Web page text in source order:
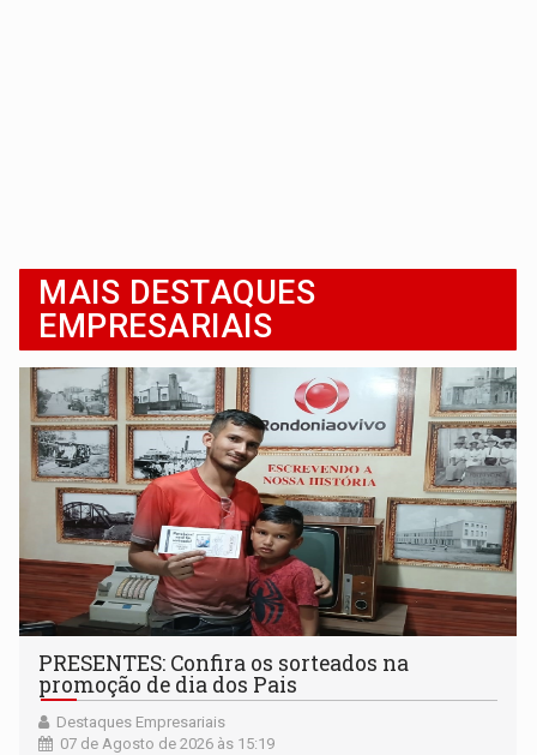
MAIS DESTAQUES
EMPRESARIAIS
PRESENTES: Confira os sorteados na
promoção de dia dos Pais
Destaques Empresariais
07 de Agosto de 2026 às 15:19